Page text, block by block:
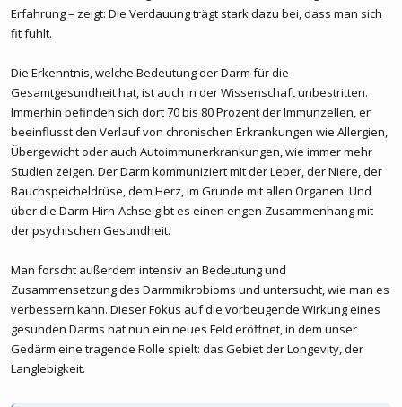
Erfahrung – zeigt: Die Verdauung trägt stark dazu bei, dass man sich
fit fühlt.
Die Erkenntnis, welche Bedeutung der Darm für die
Gesamtgesundheit hat, ist auch in der Wissenschaft unbestritten.
Immerhin befinden sich dort 70 bis 80 Prozent der Immunzellen, er
beeinflusst den Verlauf von chronischen Erkrankungen wie Allergien,
Übergewicht oder auch Autoimmunerkrankungen, wie immer mehr
Studien zeigen. Der Darm kommuniziert mit der Leber, der Niere, der
Bauchspeicheldrüse, dem Herz, im Grunde mit allen Organen. Und
über die Darm-Hirn-Achse gibt es einen engen Zusammenhang mit
der psychischen Gesundheit.
Man forscht außerdem intensiv an Bedeutung und
Zusammensetzung des Darmmikrobioms und untersucht, wie man es
verbessern kann. Dieser Fokus auf die vorbeugende Wirkung eines
gesunden Darms hat nun ein neues Feld eröffnet, in dem unser
Gedärm eine tragende Rolle spielt: das Gebiet der Longevity, der
Langlebigkeit.